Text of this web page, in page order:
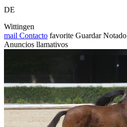
DE
Wittingen
mail Contacto favorite Guardar Notado
Anuncios llamativos